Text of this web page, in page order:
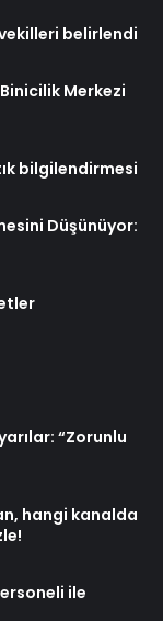
belirlendi
Merkezi
bilgilendirmesi
Düşünüyor:
“Zorunlu
hangi kanalda
ile